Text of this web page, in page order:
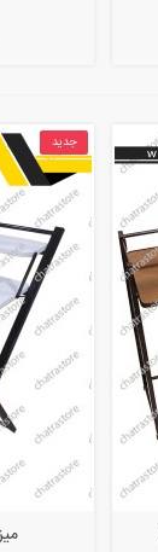
جدید